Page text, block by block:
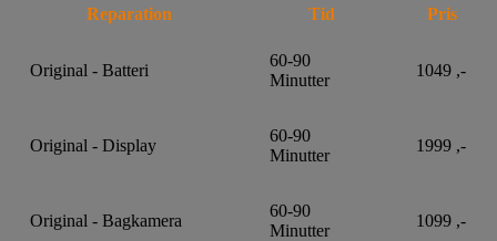
Reparation Tid Pris
Original - Batteri
60-90
Minutter
1049 ,-
Original - Display
60-90
Minutter
1999 ,-
Original - Bagkamera
60-90
Minutter
1099 ,-